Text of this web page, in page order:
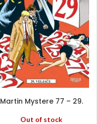
Martin Mystere 77 – 29.
veljače
Out of stock